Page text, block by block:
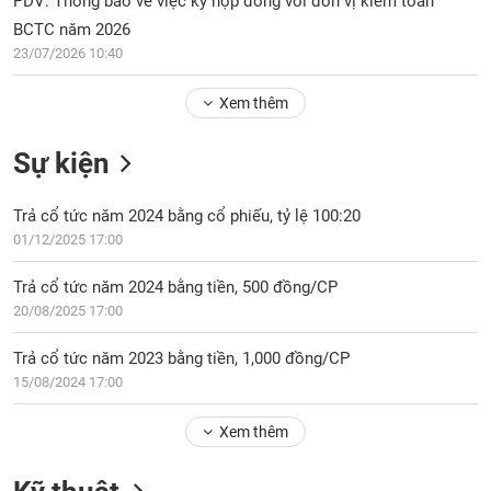
quan
Giao
Phân
kỹ
thuật
Hồ
sơ
nghiệp
Tin
tức
BCTC năm 2026
23/07/2026 10:40
Xem thêm
Sự kiện
Trả cổ tức năm 2024 bằng cổ phiếu, tỷ lệ 100:20
01/12/2025 17:00
Trả cổ tức năm 2024 bằng tiền, 500 đồng/CP
20/08/2025 17:00
Trả cổ tức năm 2023 bằng tiền, 1,000 đồng/CP
15/08/2024 17:00
Xem thêm
VS-
SECTOR
NĂNG
LƯỢNG
NGUYÊN
VẬT
LIỆU